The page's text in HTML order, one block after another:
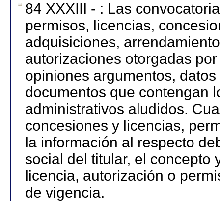
84 XXXIII - : Las
permisos, licencias,
adquisiciones,
autorizaciones otorgadas
opiniones argumentos,
documentos que contengan
administrativos aludidos.
concesiones y licencias,
la información al respecto
social del titular, el concepto
licencia, autorización o
de vigencia.